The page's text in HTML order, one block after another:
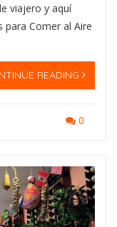
viajero y aquí
Comer al Aire
READING
0